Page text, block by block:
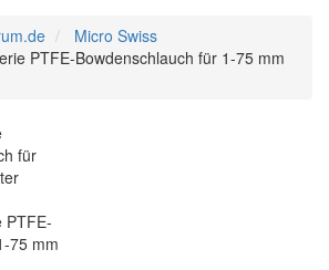
Micro Swiss
PTFE-Bowdenschlauch für 1-75 mm